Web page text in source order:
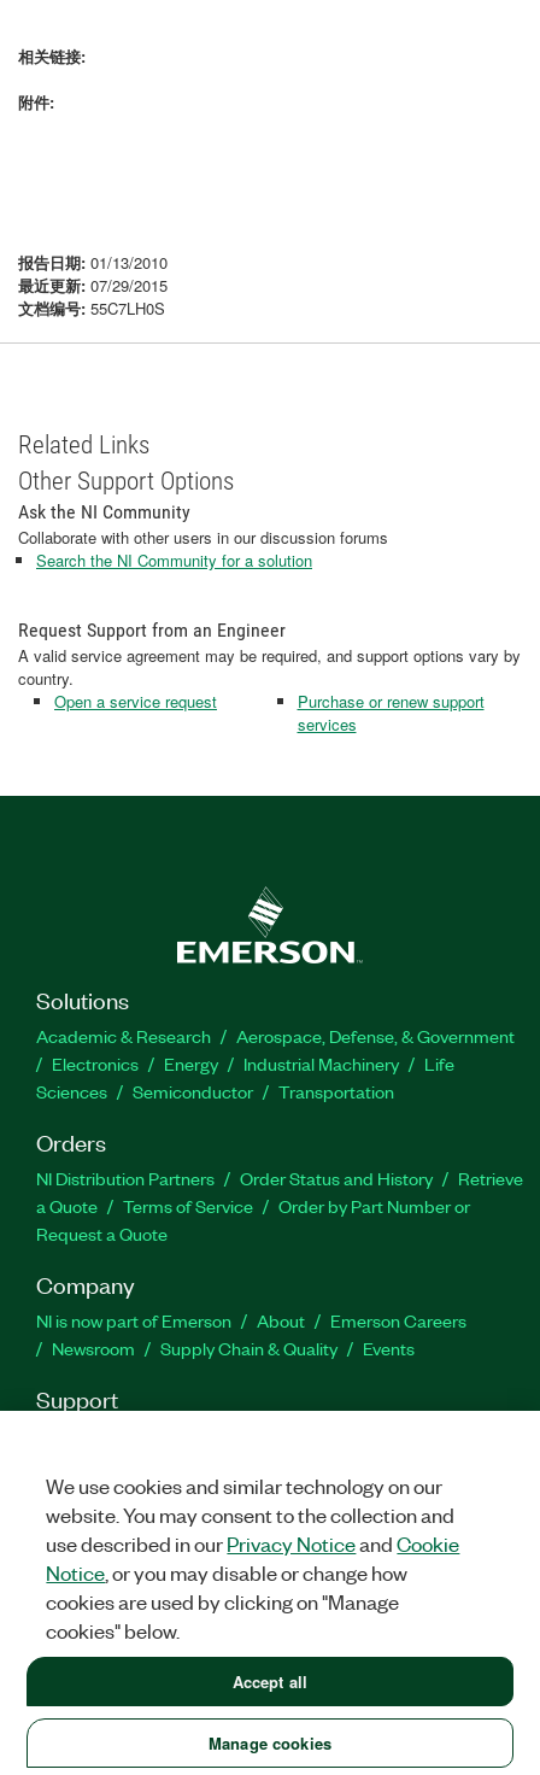
相关链接:
附件:
报告日期: 01/13/2010
最近更新: 07/29/2015
文档编号: 55C7LH0S
Related Links
Other Support Options
Ask the NI Community
Collaborate with other users in our discussion forums
Search the NI Community for a solution
Request Support from an Engineer
A valid service agreement may be required, and support options vary by
country.
Open a service request
Purchase or renew support
services
Solutions
Academic & Research
Aerospace, Defense, & Government
Electronics
Energy Industrial Machinery
Life
Sciences
Semiconductor Transportation
Orders
NI Distribution Partners Order Status and History
Retrieve
a Quote
Terms of Service
Order by Part Number or
Request a Quote
Company
NI is now part of Emerson About
Emerson Careers
Newsroom
Supply Chain & Quality Events
Support
Feedback
Facebook
TwitterLinkedIn
United States (English)
LEGAL|IMPRINT|PRIVACY|Manage cookies
©2026NATIONAL INSTRUMENTS CORP. ALL RIGHTS RESERVED.
We use cookies and similar technology on our
website. You may consent to the collection and
use described in ourPrivacy NoticeandCookie
Notice , or you may disable or change how
cookies are used by clicking on "Manage
cookies" below.
Manage cookies
Accept all